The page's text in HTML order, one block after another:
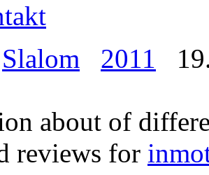
Slalom 2011
about of
reviews for